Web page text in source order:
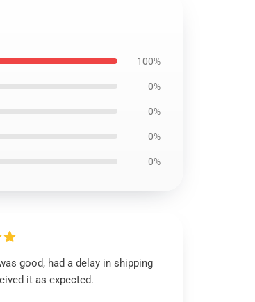
100%
0%
0%
0%
0%
good, had a delay in shipping
it as expected.